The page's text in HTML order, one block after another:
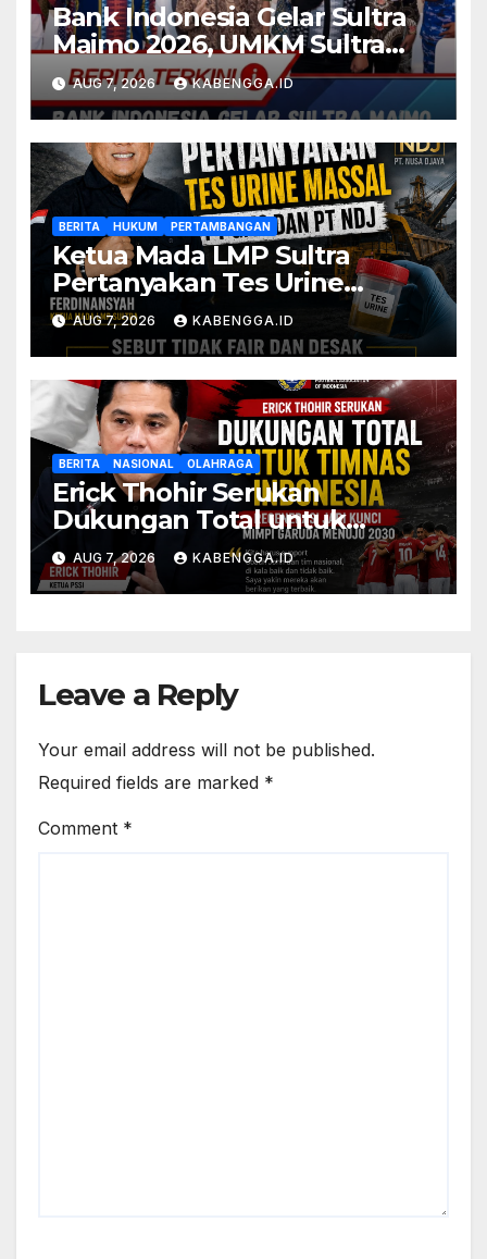
Bank Indonesia Gelar Sultra
Maimo 2026, UMKM Sultra
Didorong Tembus Pasar
Global
AUG 7, 2026 KABENGGA.ID
BERITA HUKUM PERTAMBANGAN
Ketua Mada LMP Sultra
Pertanyakan Tes Urine
Massal PT GMS dan PT NDJ,
Sebut Tidak Fair dan Desak
DPRD Gelar Hearing
AUG 7, 2026 KABENGGA.ID
BERITA NASIONAL OLAHRAGA
Erick Thohir Serukan
Dukungan Total untuk
Timnas Indonesia, Regenerasi
Jadi Kunci Mimpi Garuda
Menuju 2030
AUG 7, 2026 KABENGGA.ID
Leave a Reply
Your email address will not be published.
Required fields are marked *
Comment *